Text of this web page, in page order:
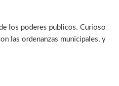
los poderes publicos. Curioso
las ordenanzas municipales, y